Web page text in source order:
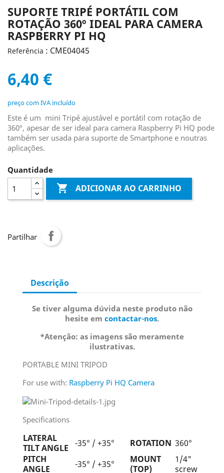
SUPORTE TRIPÉ PORTÁTIL COM
ROTAÇÃO 360º IDEAL PARA CAMERA
RASPBERRY PI HQ
Referência : CME04045
6,40 €
preço com IVA incluído
Este é um mini Tripé ajustável e portátil com rotação de
360º, apesar de ser ideal para camera Raspberry Pi HQ pode
também ser usada para suporte de Smartphone e noutras
aplicações.
Quantidade
 ADICIONAR AO CARRINHO
Partilhar
Descrição
Se tiver alguma dúvida neste produto não
hesite em contactar-nos.
*Atenção: as imagens são meramente
ilustrativas.
PORTABLE MINI TRIPOD
For use with: Raspberry Pi HQ Camera
Specifications
LATERAL
TILT ANGLE
-35° / +35° ROTATION 360°
PITCH
ANGLE
-35° / +35°
MOUNT
(TOP)
1/4"
screw